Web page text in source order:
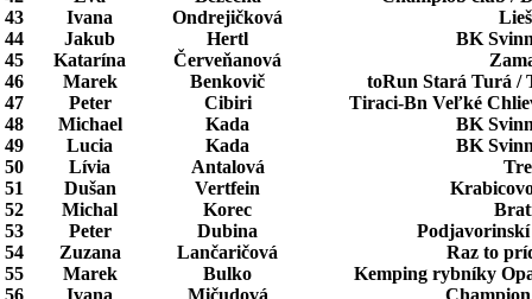
43
Ivana Ondrejičková
44
Jakub Hertl
BK
45
Katarína Červeňanová
46
Marek Benkovič
toRun Stará Turá /
47
Peter Cibiri
Tiraci-Bn Veľké
48
Michael Kada
BK
49
Lucia Kada
BK
50
Lívia Antalová
51
Dušan Vertfein
52
Michal Korec
53
Peter Dubina
54
Zuzana Lančaričová
Raz to
55
Marek Bulko
Kemping rybníky
56
Ivana Mičudová